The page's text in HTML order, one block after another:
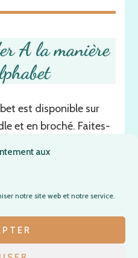
aux
notre site web et notre service.
A la manière
est disponible sur
et en broché. Faites-